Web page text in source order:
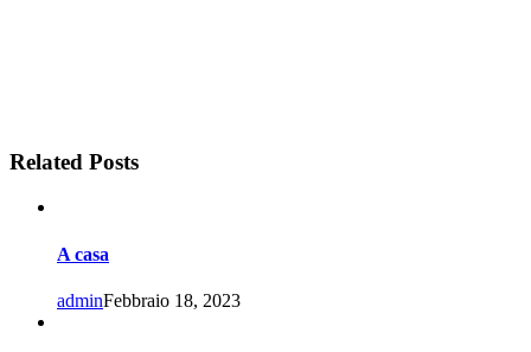
Related Posts
A casa
adminFebbraio 18, 2023